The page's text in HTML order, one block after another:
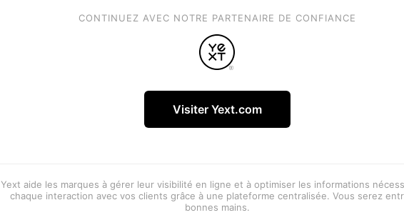
CONTINUEZ AVEC NOTRE PARTENAIRE DE CONFIANCE
Visiter Yext.com
Yext aide les marques à gérer leur visibilité en ligne et à optimiser les informations
chaque interaction avec vos clients grâce à une plateforme centralisée. Vous serez
bonnes mains.